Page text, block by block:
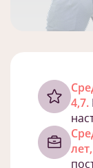
4,7.
лет,